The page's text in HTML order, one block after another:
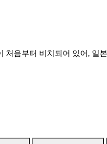
처음부터 비치되어 있어, 일